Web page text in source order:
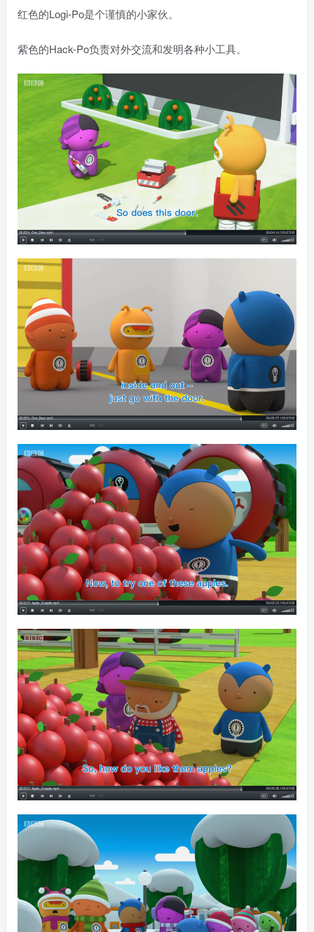
红色的Logi-Po是个谨慎的小家伙。
紫色的Hack-Po负责对外交流和发明各种小工具。